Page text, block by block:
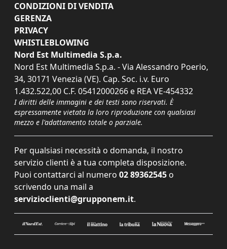
CONDIZIONI DI VENDITA
GERENZA
PRIVACY
WHISTLEBLOWING
Nord Est Multimedia S.p.a.
Nord Est Multimedia S.p.a. - Via Alessandro Poerio,
34, 30171 Venezia (VE). Cap. Soc. i.v. Euro
1.432.522,00 C.F. 05412000266 e REA VE-454332
I diritti delle immagini e dei testi sono riservati. È
espressamente vietata la loro riproduzione con qualsiasi
mezzo e l'adattamento totale o parziale.
Per qualsiasi necessità o domanda, il nostro
servizio clienti è a tua completa disposizione.
Puoi contattarci al numero 02 89362545 o
scrivendo una mail a
servizioclienti@grupponem.it.